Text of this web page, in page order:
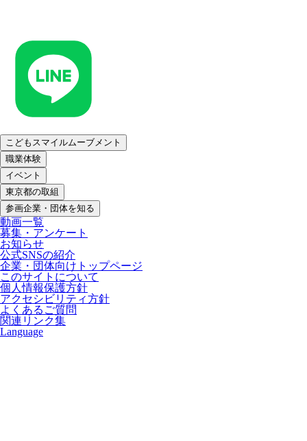
こどもスマイルムーブメント
職業体験
イベント
東京都の取組
参画企業・団体を知る
動画一覧
募集・アンケート
お知らせ
公式SNSの紹介
企業・団体向けトップページ
このサイトについて
個人情報保護方針
アクセシビリティ方針
よくあるご質問
関連リンク集
Language